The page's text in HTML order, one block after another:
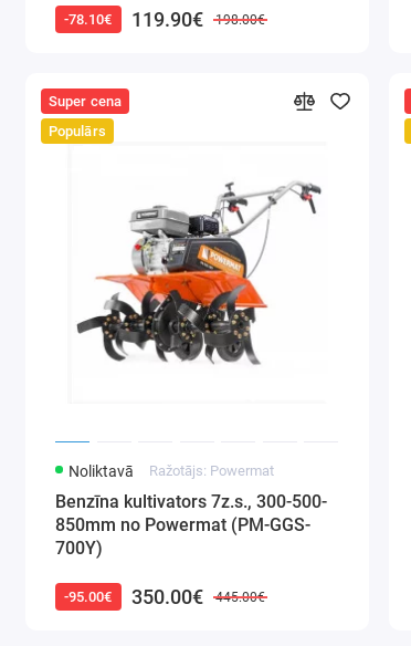
-78.10€ 119.90€ 198.00€
Super cena
Populārs
Noliktavā Ražotājs: Powermat
Benzīna kultivators 7z.s., 300-500-
850mm no Powermat (PM-GGS-
700Y)
-95.00€ 350.00€ 445.00€